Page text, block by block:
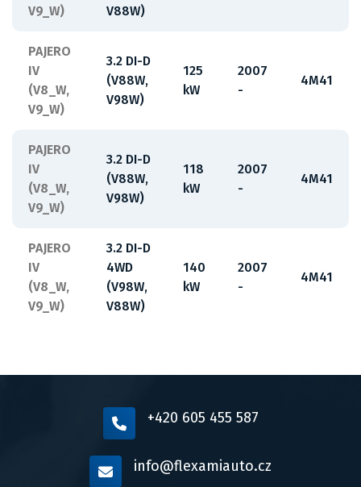
V9_W)
V88W)
PAJERO
IV
(V8_W,
V9_W)
3.2 DI-D
(V88W,
V98W)
125
kW
2007
-
4M41
PAJERO
IV
(V8_W,
V9_W)
3.2 DI-D
(V88W,
V98W)
118
kW
2007
-
4M41
PAJERO
IV
(V8_W,
V9_W)
3.2 DI-D
4WD
(V98W,
V88W)
140
kW
2007
-
4M41
+420 605 455 587
info@flexamiauto.cz